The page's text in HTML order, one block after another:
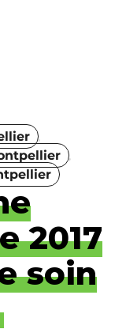
2017
soin